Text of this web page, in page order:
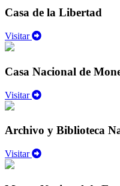
Casa de la Libertad
Visitar
Casa Nacional de
Visitar
Archivo y Biblioteca
Visitar